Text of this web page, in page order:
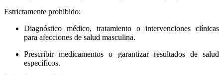
Estrictamente prohibido:
Diagnóstico médico, tratamiento o intervenciones clínicas
para afecciones de salud masculina.
Prescribir medicamentos o garantizar resultados de salud
específicos.